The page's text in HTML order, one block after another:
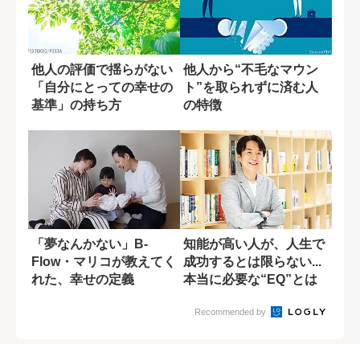
他人の評価で揺らがない
「自分にとっての幸せの
基準」の持ち方
他人から“不毛なマウン
ト”を取られずに済む人
の特徴
「夢なんかない」B-
Flow・マリコが教えてく
れた、幸せの定義
知能が高い人が、人生で
成功するとは限らない...
本当に必要な“EQ”とは
Recommended by